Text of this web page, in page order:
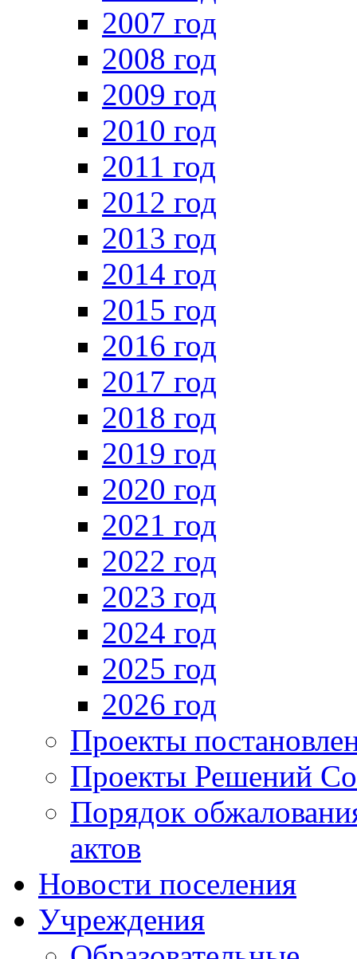
2007 год
2008 год
2009 год
2010 год
2011 год
2012 год
2013 год
2014 год
2015 год
2016 год
2017 год
2018 год
2019 год
2020 год
2021 год
2022 год
2023 год
2024 год
2025 год
2026 год
Проекты
Проекты Решений
Порядок
актов
Новости поселения
Учреждения